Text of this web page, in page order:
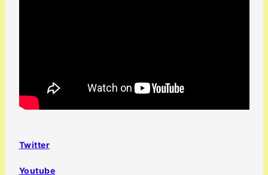
Twitter
Youtube